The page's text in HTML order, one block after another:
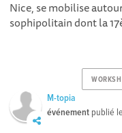
Nice, se mobilise
sophipolitain dont la
M-topia
événement publié